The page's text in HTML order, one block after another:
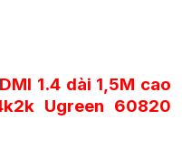
1.4 dài 1,5M cao
Ugreen 60820